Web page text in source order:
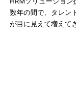
数年の間で、タレン
が目に見えて増えて